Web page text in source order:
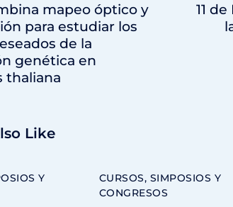
mapeo óptico y
para estudiar los
de la
genética en
thaliana
11
Like
Y
CURSOS, SIMPOSIOS Y
CONGRESOS